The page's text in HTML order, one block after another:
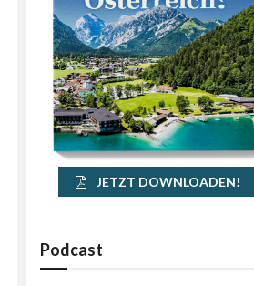
JETZT DOWNLOADEN!
Podcast